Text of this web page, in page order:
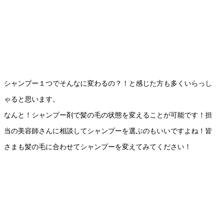
シャンプー１つでそんなに変わるの？！と感じた方も多くいらっし
ゃると思います。
なんと！シャンプー剤で髪の毛の状態を変えることが可能です！担
当の美容師さんに相談してシャンプーを選ぶのもいいですよね！皆
さまも髪の毛に合わせてシャンプーを変えてみてください！